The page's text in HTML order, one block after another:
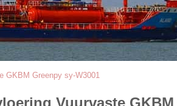
GKBM Greenpy sy-W3001
Vuurvaste